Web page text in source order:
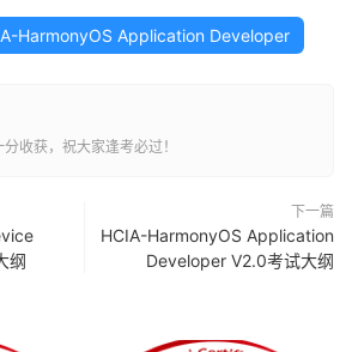
HarmonyOS Application Developer
收获，祝大家逢考必过！
纲
下一篇
HCIA-HarmonyOS Application
Developer V2.0考试大纲